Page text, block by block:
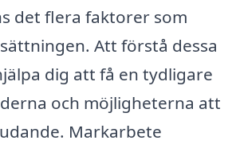
det flera faktorer som
Att förstå dessa
dig att få en tydligare
och möjligheterna att
Markarbete